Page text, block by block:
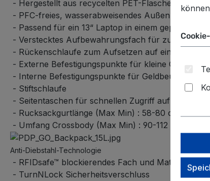
- Hergestellt aus recycelten PET-Flaschen
- PFC-freies, wasserabweisendes Außenmaterial
- Passend für ein 13“ Laptop in einem
- Verstecktes Aufbewahrungsfach für zusätzliche
- Rückenschlaufe zum Aufsetzen auf einen
- Externe Befestigungspunkte für kleine
- Interne Befestigungspunkte für Geldbeutel und
- Stiftschlaufe
- Seitentaschen für schnellen Zugriff auf eine
- Rucksackgurtlänge (Max Min) : 58-80 cm
- Umfang Crossbody (Max Min) : 90-112 cm
Anti-Diebstahl-Technologie
- RFIDsafe™ blockierendes Fach und Material
- TurnNLock Sicherheitsverschluss